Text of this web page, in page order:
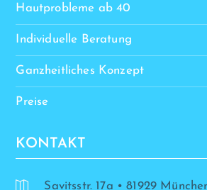
Hautprobleme ab 40
Individuelle Beratung
Ganzheitliches Konzept
Preise
KONTAKT
Savitsstr. 17a • 81929